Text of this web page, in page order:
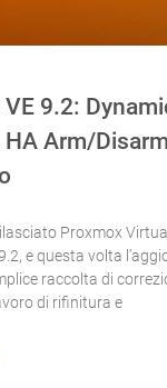
9.2:
HA Arm/
Proxmox Virtual
e questa volta
raccolta di
di rifinitura e